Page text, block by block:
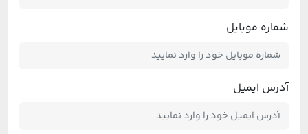
شماره موبایل
آدرس ایمیل